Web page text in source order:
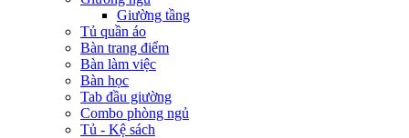
Giường tầng
Tủ quần áo
Bàn trang điểm
Bàn làm việc
Bàn học
Tab đầu giường
Combo phòng ngủ
Tủ - Kệ sách